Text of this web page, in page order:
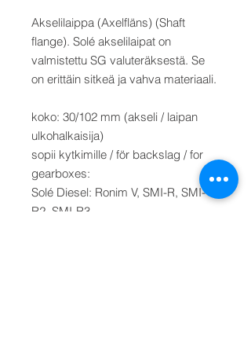
Akselilaippa (Axelfläns) (Shaft
flange). Solé akselilaipat on
valmistettu SG valuteräksestä. Se
on erittäin sitkeä ja vahva materiaali.
koko: 30/102 mm (akseli / laipan
ulkohalkaisija)
sopii kytkimille / för backslag / for
gearboxes:
Solé Diesel: Ronim V, SMI-R, SMI-
R2, SMI-R3